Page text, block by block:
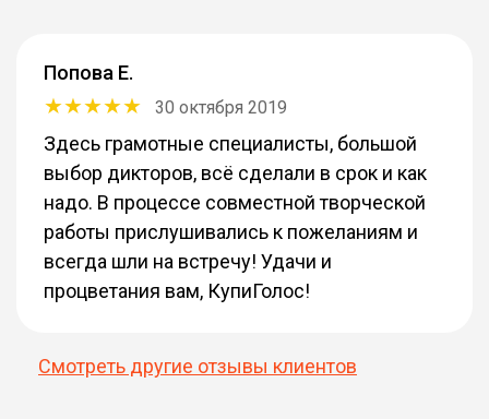
Попова Е.
30 октября 2019
Здесь грамотные специалисты, большой
выбор дикторов, всё сделали в срок и как
надо. В процессе совместной творческой
работы прислушивались к пожеланиям и
всегда шли на встречу! Удачи и
процветания вам, КупиГолос!
Смотреть другие отзывы клиентов